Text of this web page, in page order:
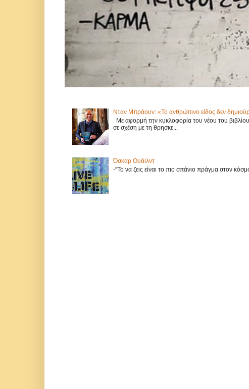
Νταν Μπράουν: «Το ανθρώπινο είδος δεν
Με αφορμή την κυκλοφορία του νέου του
σε σχέση με τη θρησκε...
Όσκαρ Ουάιλντ
-“Το να ζεις είναι το πιο σπάνιο πράγμα στον